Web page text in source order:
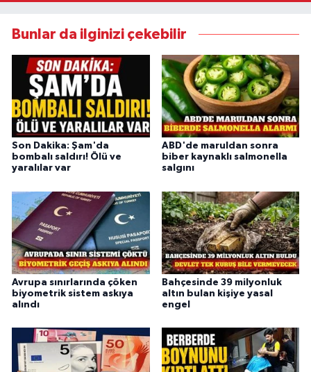
Bunlar da ilginizi çekebilir
Son Dakika: Şam'da
bombalı saldırı! Ölü ve
yaralılar var
ABD'de maruldan sonra
biber kaynaklı salmonella
salgını
Avrupa sınırlarında çöken
biyometrik sistem askıya
alındı
Bahçesinde 39 milyonluk
altın bulan kişiye yasal
engel